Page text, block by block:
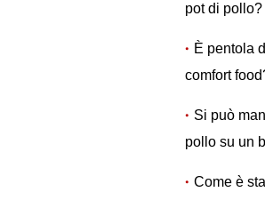
pot di pollo?
È pentola
comfort
Si può
pollo su un
Come è